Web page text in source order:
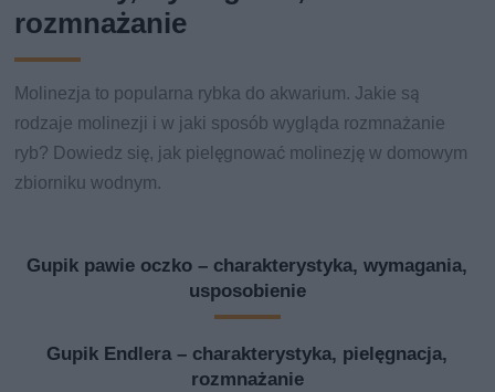
rozmnażanie
Molinezja to popularna rybka do akwarium. Jakie są
rodzaje molinezji i w jaki sposób wygląda rozmnażanie
ryb? Dowiedz się, jak pielęgnować molinezję w domowym
zbiorniku wodnym.
Gupik pawie oczko – charakterystyka, wymagania,
usposobienie
Gupik Endlera – charakterystyka, pielęgnacja,
rozmnażanie